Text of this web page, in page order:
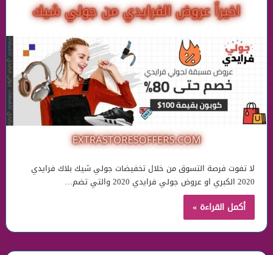
لا تفوت فرصة التسوق من خلال تخفيضات جولي شيك بلاك فرايدي
2020 الكبري او عروض جولي فرايدي 2020 والتي تضم…
أكمل القراءة »